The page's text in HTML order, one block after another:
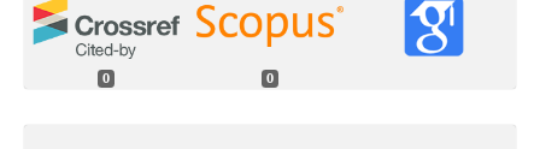
0 0